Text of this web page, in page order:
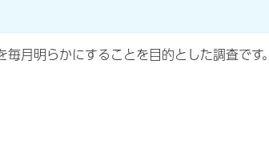
月明らかにすることを目的とした調査です。